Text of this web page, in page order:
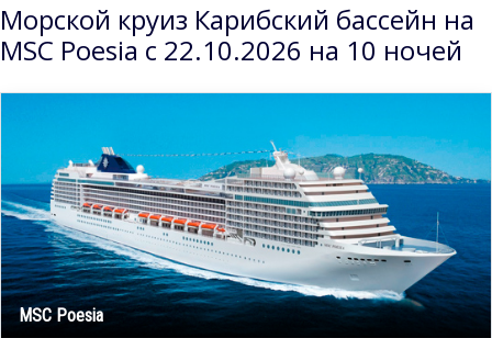
Морской круиз Карибский бассейн на
MSC Poesia с 22.10.2026 на 10 ночей
MSC Poesia